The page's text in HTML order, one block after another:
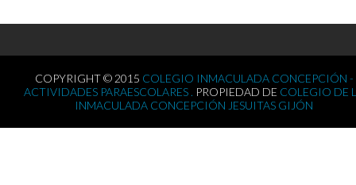
COPYRIGHT © 2015 COLEGIO INMACULADA CONCEPCIÓN -
ACTIVIDADES PARAESCOLARES . PROPIEDAD DE COLEGIO DE
INMACULADA CONCEPCIÓN JESUITAS GIJÓN